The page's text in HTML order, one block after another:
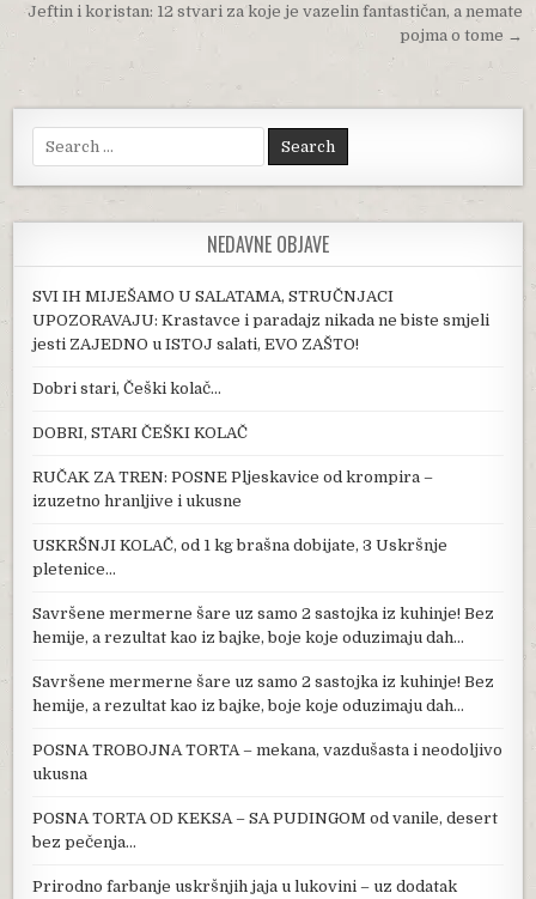
Jeftin i koristan: 12 stvari za koje je vazelin fantastičan, a nemate
pojma o tome →
Search for:
NEDAVNE OBJAVE
SVI IH MIJEŠAMO U SALATAMA, STRUČNJACI
UPOZORAVAJU: Krastavce i paradajz nikada ne biste smjeli
jesti ZAJEDNO u ISTOJ salati, EVO ZAŠTO!
Dobri stari, Češki kolač…
DOBRI, STARI ČEŠKI KOLAČ
RUČAK ZA TREN: POSNE Pljeskavice od krompira –
izuzetno hranljive i ukusne
USKRŠNJI KOLAČ, od 1 kg brašna dobijate, 3 Uskršnje
pletenice…
Savršene mermerne šare uz samo 2 sastojka iz kuhinje! Bez
hemije, a rezultat kao iz bajke, boje koje oduzimaju dah…
Savršene mermerne šare uz samo 2 sastojka iz kuhinje! Bez
hemije, a rezultat kao iz bajke, boje koje oduzimaju dah…
POSNA TROBOJNA TORTA – mekana, vazdušasta i neodoljivo
ukusna
POSNA TORTA OD KEKSA – SA PUDINGOM od vanile, desert
bez pečenja…
Prirodno farbanje uskršnjih jaja u lukovini – uz dodatak